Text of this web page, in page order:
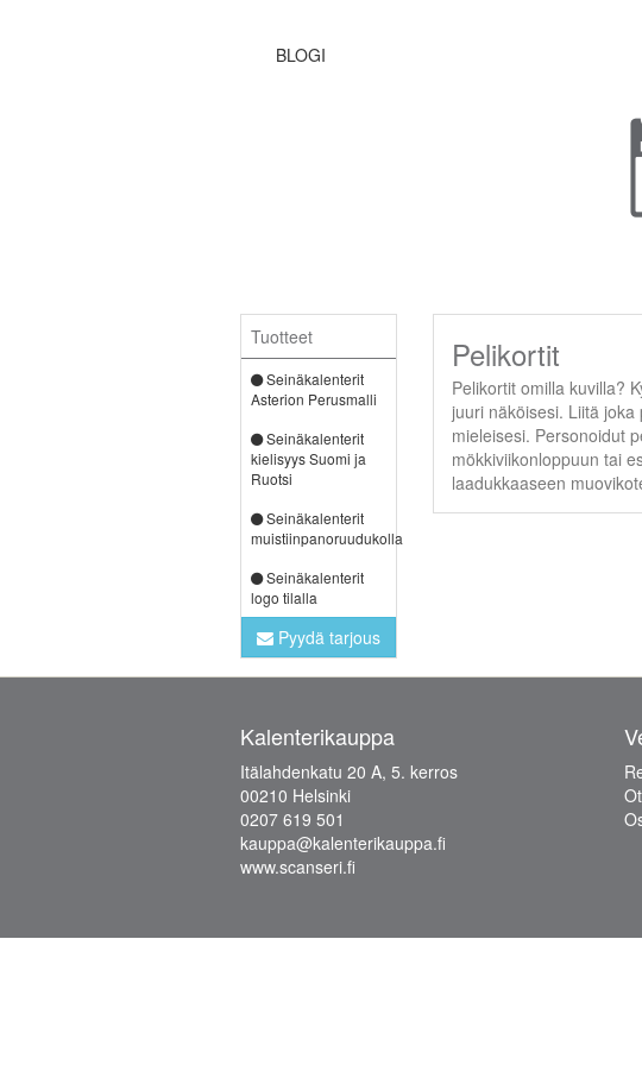
BLOGI
Tuotteet
Seinäkalenterit
Asterion Perusmalli
Seinäkalenterit
kielisyys Suomi ja
Ruotsi
Seinäkalenterit
muistiinpanoruudukolla
Seinäkalenterit
logo tilalla
Pyydä tarjous
Pelikortit
Pelikortit omilla kuvilla?
juuri näköisesi. Liitä
mieleisesi. Personoidut
mökkiviikonloppuun tai
laadukkaaseen
Kalenterikauppa
Itälahdenkatu 20 A, 5. kerros
00210 Helsinki
0207 619 501
kauppa@kalenterikauppa.fi
www.scanseri.fi